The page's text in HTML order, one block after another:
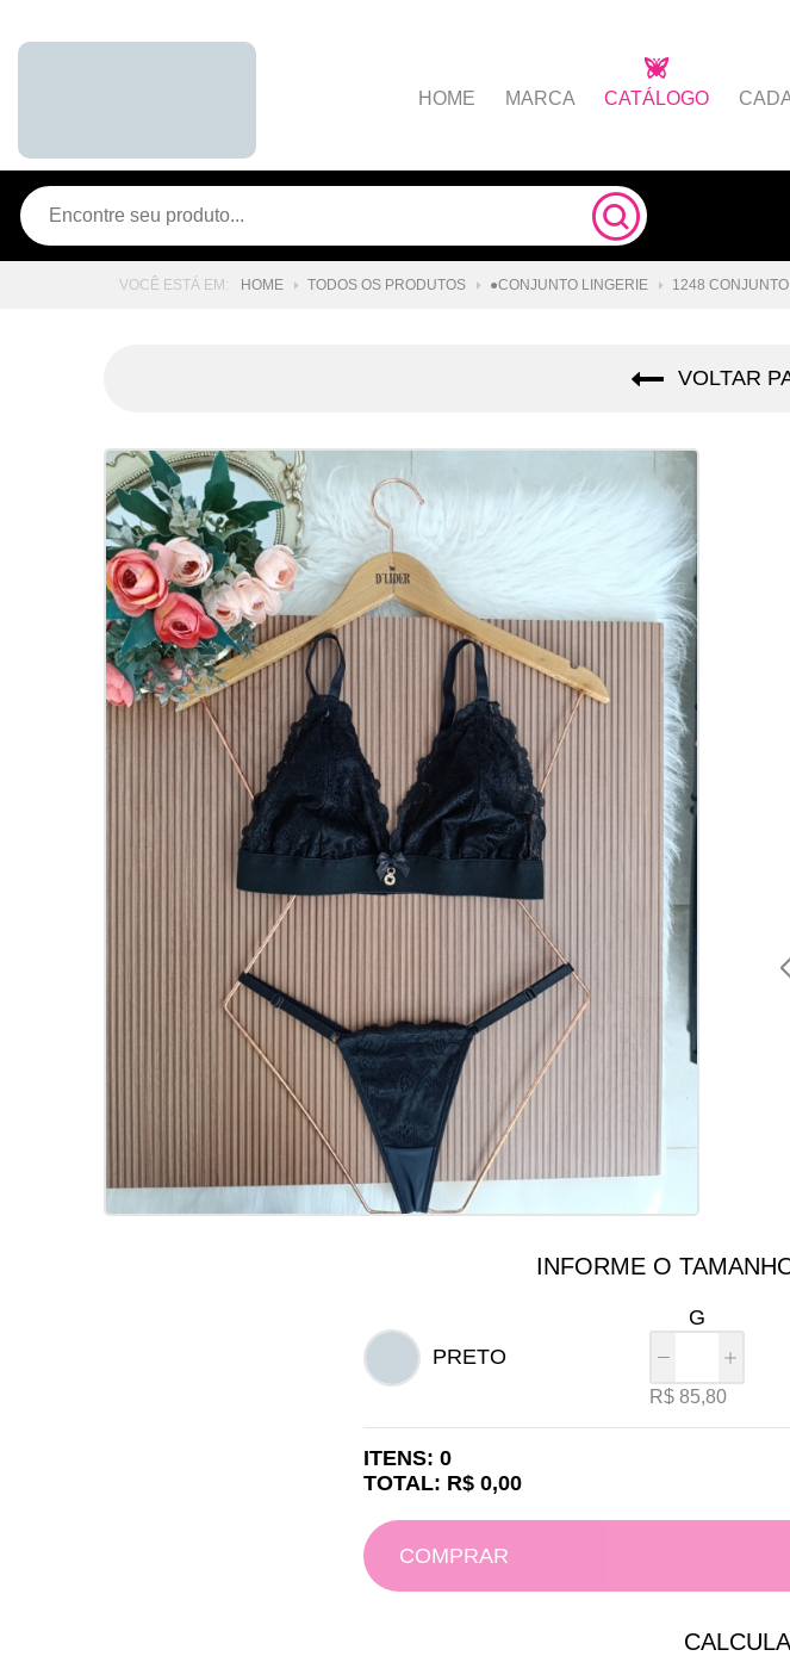
HOME MARCA CATÁLOGO
Contato
Como comprar
Lista de Desejos
HOME TODOS OS PRODUTOS ●CONJUNTO LINGERIE 1248
VOLTAR
INFORME O
PRETO
G
R$85,80
ITENS: 0
TOTAL: R$ 0,00
COMPRAR